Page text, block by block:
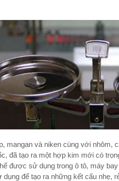
mangan và niken cùng với nhôm,
đã tạo ra một hợp kim mới có
được sử dụng trong ô tô, máy
để tạo ra những kết cấu nhẹ,